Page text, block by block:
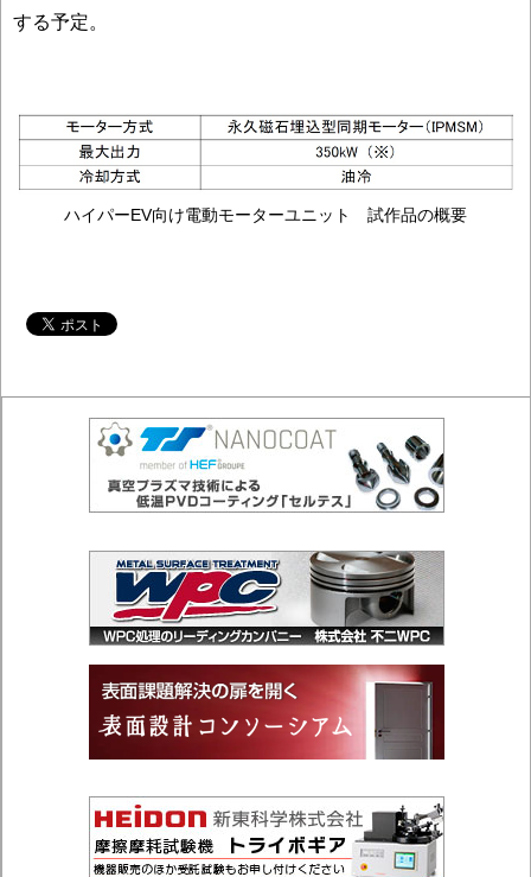
する予定。
ハイパーEV向け電動モーターユニット 試作品の概要